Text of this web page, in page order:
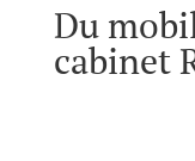
Du
cabinet